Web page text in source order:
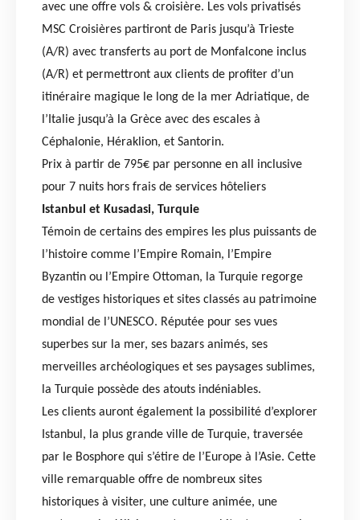
avec une offre vols & croisière. Les vols privatisés
MSC Croisières partiront de Paris jusqu’à Trieste
(A/R) avec transferts au port de Monfalcone inclus
(A/R) et permettront aux clients de profiter d’un
itinéraire magique le long de la mer Adriatique, de
l’Italie jusqu’à la Grèce avec des escales à
Céphalonie, Héraklion, et Santorin.
Prix à partir de 795€ par personne en all inclusive
pour 7 nuits hors frais de services hôteliers
Istanbul et Kusadasi, Turquie
Témoin de certains des empires les plus puissants de
l’histoire comme l’Empire Romain, l’Empire
Byzantin ou l’Empire Ottoman, la Turquie regorge
de vestiges historiques et sites classés au patrimoine
mondial de l’UNESCO. Réputée pour ses vues
superbes sur la mer, ses bazars animés, ses
merveilles archéologiques et ses paysages sublimes,
la Turquie possède des atouts indéniables.
Les clients auront également la possibilité d’explorer
Istanbul, la plus grande ville de Turquie, traversée
par le Bosphore qui s’étire de l’Europe à l’Asie. Cette
ville remarquable offre de nombreux sites
historiques à visiter, une culture animée, une